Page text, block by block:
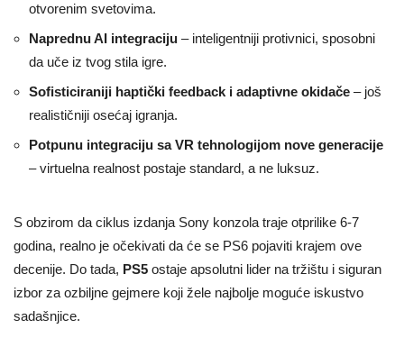
otvorenim svetovima.
Naprednu AI integraciju – inteligentniji protivnici, sposobni
da uče iz tvog stila igre.
Sofisticiraniji haptički feedback i adaptivne okidače – još
realističniji osećaj igranja.
Potpunu integraciju sa VR tehnologijom nove generacije
– virtuelna realnost postaje standard, a ne luksuz.
S obzirom da ciklus izdanja Sony konzola traje otprilike 6-7
godina, realno je očekivati da će se PS6 pojaviti krajem ove
decenije. Do tada, PS5 ostaje apsolutni lider na tržištu i siguran
izbor za ozbiljne gejmere koji žele najbolje moguće iskustvo
sadašnjice.